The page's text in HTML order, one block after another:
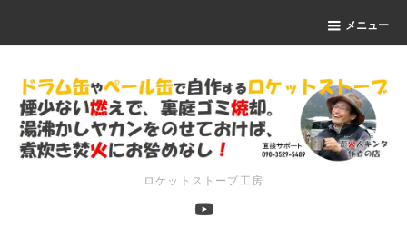
メニュー
ロケットストーブ工房